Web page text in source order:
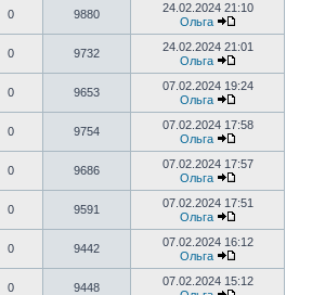
0 9880
24.02.2024 21:10
Ольга
0 9732
24.02.2024 21:01
Ольга
0 9653
07.02.2024 19:24
Ольга
0 9754
07.02.2024 17:58
Ольга
0 9686
07.02.2024 17:57
Ольга
0 9591
07.02.2024 17:51
Ольга
0 9442
07.02.2024 16:12
Ольга
0 9448
07.02.2024 15:12